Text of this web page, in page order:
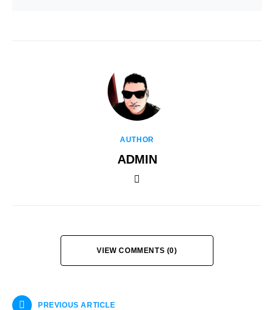
AUTHOR
ADMIN
VIEW COMMENTS (0)
PREVIOUS ARTICLE